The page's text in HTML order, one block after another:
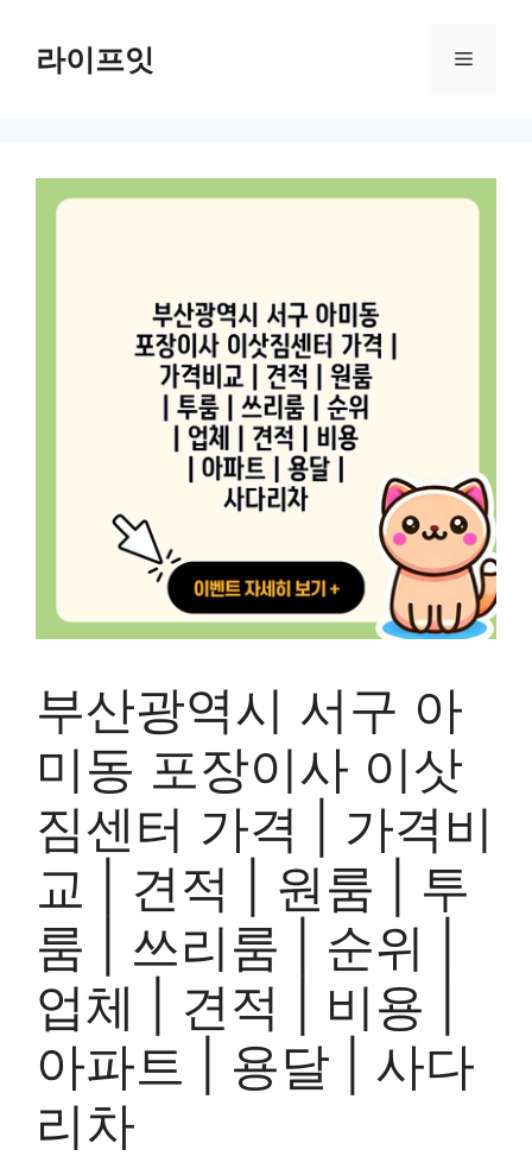
content라이프잇 Menu
부산광역시 서구 아
미동 포장이사 이삿
짐센터 가격 | 가격비
교 | 견적 | 원룸 | 투
룸 | 쓰리룸 | 순위 |
업체 | 견적 | 비용 |
아파트 | 용달 | 사다
리차